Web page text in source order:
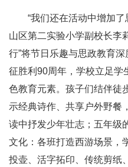
“我们还在活动中增加
山区第二实验小学副校长李
行”将节日乐趣与思政教育
征胜利90周年，学校立足学
色教育元素。孩子们结伴徒
示经典诗作、共享户外野餐
读中抒发少年壮志；五年级
文化：各班打造西游场景，
投壶、活字拓印、传统剪纸